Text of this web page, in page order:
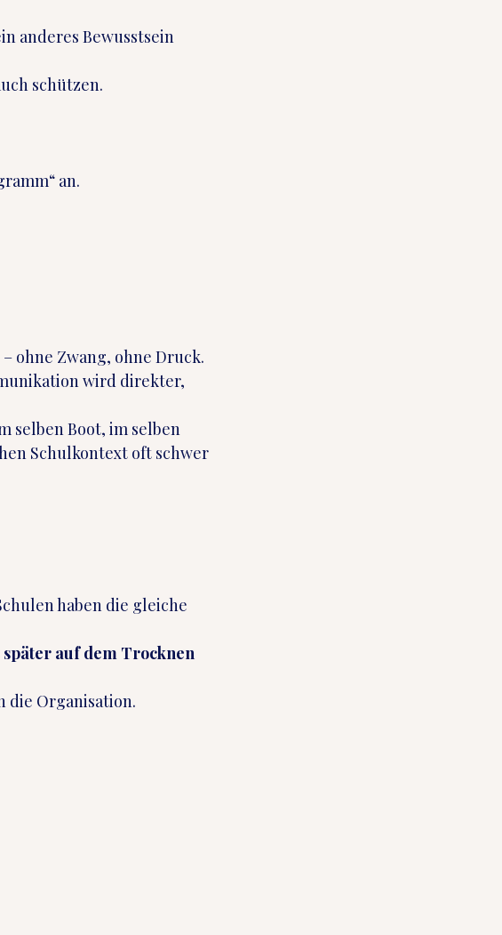
anderes Bewusstsein
schützen.
an.
ohne Zwang, ohne Druck.
wird direkter,
selben Boot, im selben
Schulkontext oft schwer
haben die gleiche
auf dem Trocknen
die Organisation.